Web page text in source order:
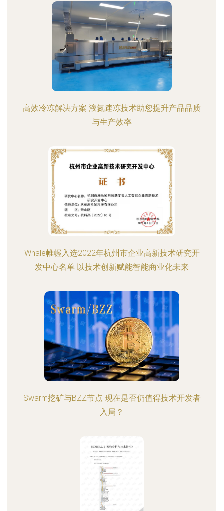
高效冷冻解决方案 液氮速冻技术助您提升产品品质
与生产效率
Whale帷幄入选2022年杭州市企业高新技术研究开
发中心名单 以技术创新赋能智能商业化未来
Swarm挖矿与BZZ节点 现在是否仍值得技术开发者
入局？